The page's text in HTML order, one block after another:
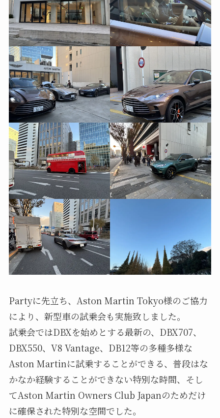
Partyに先立ち、Aston Martin Tokyo様のご協力
により、新型車の試乗会も実施致しました。
試乗会ではDBXを始めとする最新の、DBX707、
DBX550、V8 Vantage、DB12等の多種多様な
Aston Martinに試乗することができる、普段はな
かなか経験することができない特別な時間、そし
てAston Martin Owners Club Japanのためだけ
に確保された特別な空間でした。